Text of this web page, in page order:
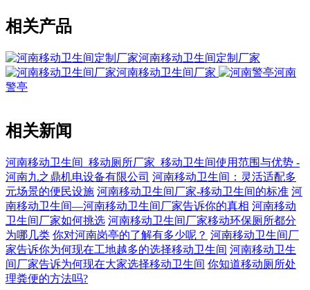
相关产品
河南移动卫生间定制厂家
河南移动卫生间厂家
河南
警亭
相关新闻
河南移动卫生间_移动厕所厂家_移动卫生间使用范围与优势 -
河南九之鼎机电设备有限公司 河南移动卫生间：灵活适配多
元场景的便民设施 河南移动卫生间厂家-移动卫生间的标准 河
南移动卫生间—河南移动卫生间厂家告诉你的真相 河南移动
卫生间厂家如何挑选 河南移动卫生间厂家移动环保厕所都分
为哪几类 你对河南岗亭的了解有多少呢？ 河南移动卫生间厂
家告诉你为何现在工地越多的选择移动卫生间 河南移动卫生
间厂家告诉为何现在大家选择移动卫生间 你知道移动厕所处
理粪便的方法吗?